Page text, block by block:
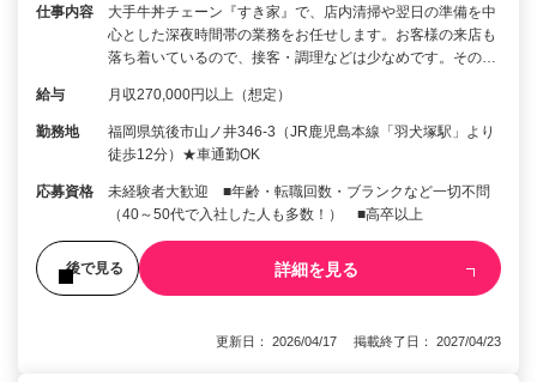
仕事内容
大手牛丼チェーン『すき家』で、店内清掃や翌日の準備を中
心とした深夜時間帯の業務をお任せします。お客様の来店も
落ち着いているので、接客・調理などは少なめです。その…
給与 月収270,000円以上（想定）
勤務地
福岡県筑後市山ノ井346-3（JR鹿児島本線「羽犬塚駅」より
徒歩12分）★車通勤OK
応募資格
未経験者大歓迎 ■年齢・転職回数・ブランクなど一切不問
（40～50代で入社した人も多数！） ■高卒以上
後で見る 詳細を見る
更新日： 2026/04/17 掲載終了日： 2027/04/23